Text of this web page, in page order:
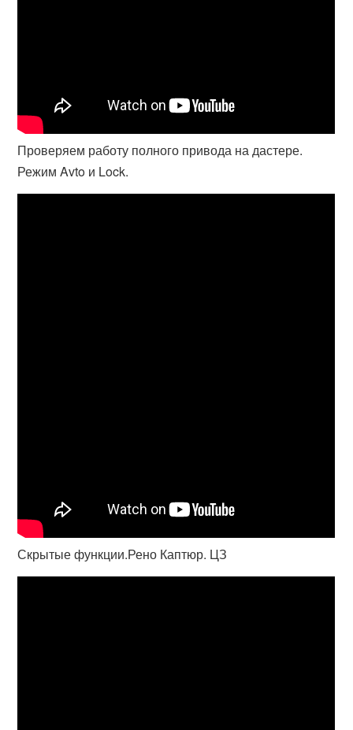
Проверяем работу полного привода на дастере.
Режим Avto и Lock.
Скрытые функции.Рено Каптюр. ЦЗ